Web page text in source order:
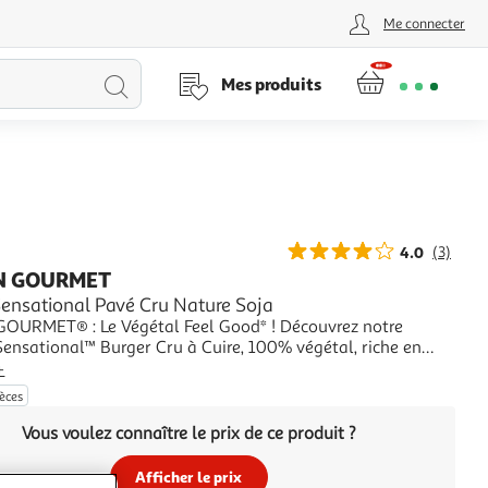
Me connecter
Lancer
Mes produits
4.0 (3)
GOURMET
Pavé Cru Nature Soja
: Le Végétal Feel Good* ! Découvrez notre
Burger Cru à Cuire, 100% végétal, riche en
de fibres et Nutri-Score A : une façon pratique et
de mettre plus de végétal dans vos assiettes. À retrouver
végétal !*Tellement b
Vous voulez connaître le prix de ce produit ?
Afficher le prix